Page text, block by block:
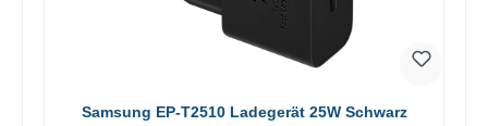
Samsung EP-T2510 Ladegerät 25W Schwarz